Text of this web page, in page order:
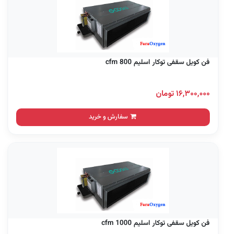
فن کویل سقفی توکار اسلیم 800 cfm
۱۶,۳۰۰,۰۰۰ تومان
سفارش و خرید
فن کویل سقفی توکار اسلیم 1000 cfm